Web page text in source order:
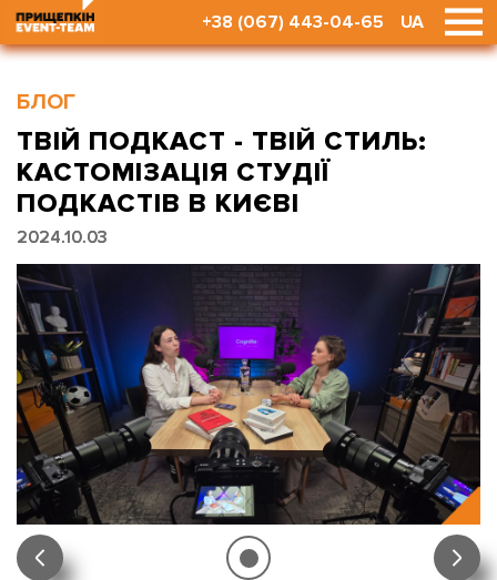
+38 (067) 443-04-65 UA
БЛОГ
ТВІЙ ПОДКАСТ - ТВІЙ СТИЛЬ:
КАСТОМІЗАЦІЯ СТУДІЇ
ПОДКАСТІВ В КИЄВІ
2024.10.03
2024.10.03